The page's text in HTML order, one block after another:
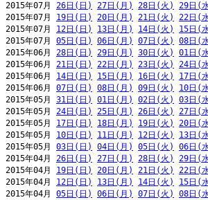
2015年07月 26日(日) 27日(月) 28日(火) 29日(
2015年07月 19日(日) 20日(月) 21日(火) 22日(
2015年07月 12日(日) 13日(月) 14日(火) 15日(
2015年07月 05日(日) 06日(月) 07日(火) 08日(
2015年06月 28日(日) 29日(月) 30日(火) 01日(
2015年06月 21日(日) 22日(月) 23日(火) 24日(
2015年06月 14日(日) 15日(月) 16日(火) 17日(
2015年06月 07日(日) 08日(月) 09日(火) 10日(
2015年05月 31日(日) 01日(月) 02日(火) 03日(
2015年05月 24日(日) 25日(月) 26日(火) 27日(
2015年05月 17日(日) 18日(月) 19日(火) 20日(
2015年05月 10日(日) 11日(月) 12日(火) 13日(
2015年05月 03日(日) 04日(月) 05日(火) 06日(
2015年04月 26日(日) 27日(月) 28日(火) 29日(
2015年04月 19日(日) 20日(月) 21日(火) 22日(
2015年04月 12日(日) 13日(月) 14日(火) 15日(
2015年04月 05日(日) 06日(月) 07日(火) 08日(